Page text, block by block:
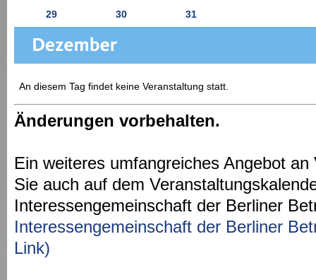
29
30 31
An diesem Tag findet keine Veranstaltung statt.
Änderungen vorbehalten.
Ein weiteres umfangreiches Angebot
Sie auch auf dem
Interessengemeinschaft der Berliner
Interessengemeinschaft der Berliner
Link)